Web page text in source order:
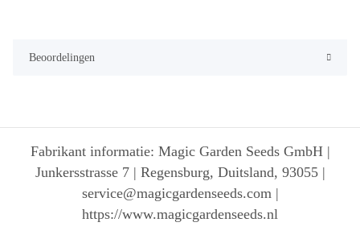
Beoordelingen
Fabrikant informatie: Magic Garden Seeds GmbH |
Junkersstrasse 7 | Regensburg, Duitsland, 93055 |
service@magicgardenseeds.com |
https://www.magicgardenseeds.nl